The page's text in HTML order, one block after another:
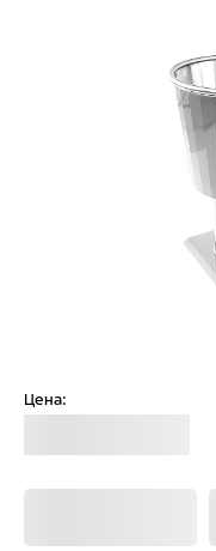
Цена: